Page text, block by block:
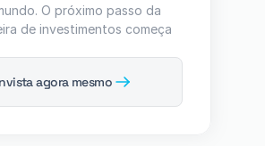
O próximo passo da
de investimentos começa
agora mesmo